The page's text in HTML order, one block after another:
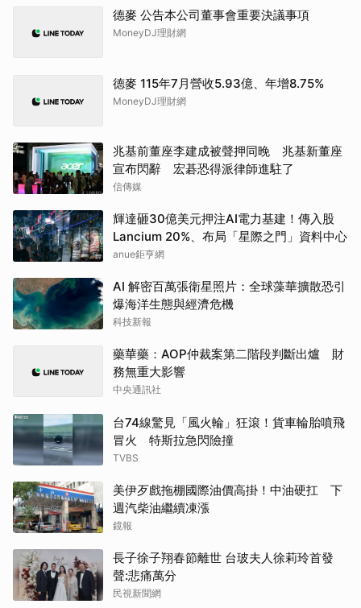
德麥 公告本公司董事會重要決議事項
MoneyDJ理財網
德麥 115年7月營收5.93億、年增8.75%
MoneyDJ理財網
兆基前董座李建成被聲押同晚 兆基新董座
宣布閃辭 宏碁恐得派律師進駐了
信傳媒
輝達砸30億美元押注AI電力基建！傳入股
Lancium 20%、布局「星際之門」資料中心
anue鉅亨網
AI 解密百萬張衛星照片：全球藻華擴散恐引
爆海洋生態與經濟危機
科技新報
藥華藥：AOP仲裁案第二階段判斷出爐 財
務無重大影響
中央通訊社
台74線驚見「風火輪」狂滾！貨車輪胎噴飛
冒火 特斯拉急閃險撞
TVBS
美伊歹戲拖棚國際油價高掛！中油硬扛 下
週汽柴油繼續凍漲
鏡報
長子徐子翔春節離世 台玻夫人徐莉玲首發
聲:悲痛萬分
民視新聞網